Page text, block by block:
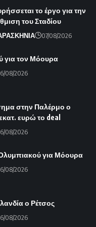
το έργο για την
του Σταδίου
07/08/2026
για τον Μόουρα
08/2026
στην Παλέρμο ο
ευρώ το deal
08/2026
για Μόουρα
08/2026
ο Ρέτσος
08/2026